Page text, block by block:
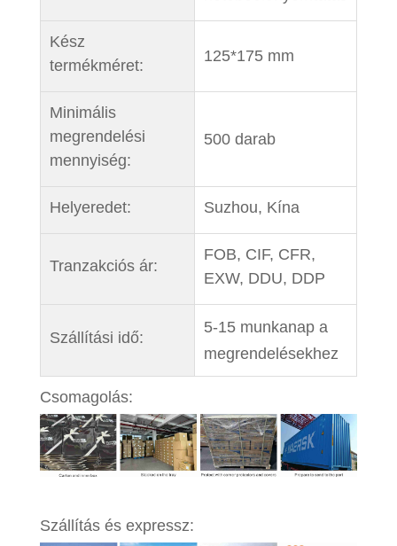
Kész
termékméret:
125*175 mm
Minimális
megrendelési
mennyiség:
500 darab
Helyeredet: Suzhou, Kína
Tranzakciós ár:
FOB, CIF, CFR,
EXW, DDU, DDP
Szállítási idő:
5-15 munkanap a
megrendelésekhez
Csomagolás:
Szállítás és expressz: